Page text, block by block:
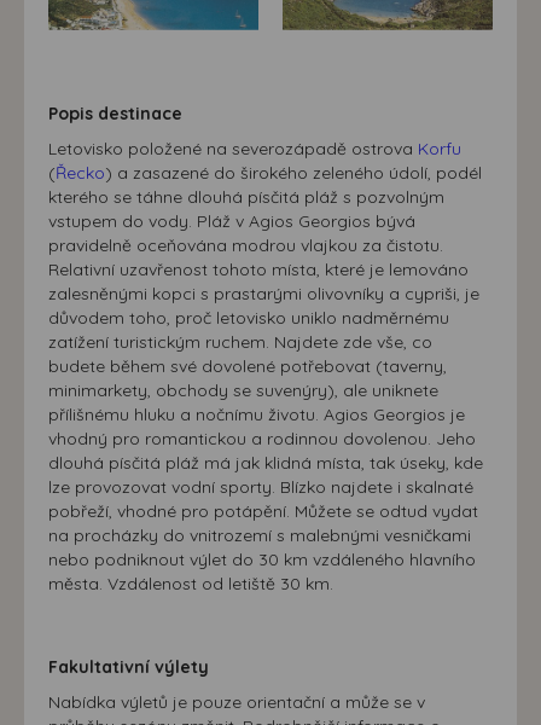
Popis destinace
Letovisko položené na severozápadě ostrova Korfu
(Řecko) a zasazené do širokého zeleného údolí, podél
kterého se táhne dlouhá písčitá pláž s pozvolným
vstupem do vody. Pláž v Agios Georgios bývá
pravidelně oceňována modrou vlajkou za čistotu.
Relativní uzavřenost tohoto místa, které je lemováno
zalesněnými kopci s prastarými olivovníky a cypriši, je
důvodem toho, proč letovisko uniklo nadměrnému
zatížení turistickým ruchem. Najdete zde vše, co
budete během své dovolené potřebovat (taverny,
minimarkety, obchody se suvenýry), ale uniknete
přílišnému hluku a nočnímu životu. Agios Georgios je
vhodný pro romantickou a rodinnou dovolenou. Jeho
dlouhá písčitá pláž má jak klidná místa, tak úseky, kde
lze provozovat vodní sporty. Blízko najdete i skalnaté
pobřeží, vhodné pro potápění. Můžete se odtud vydat
na procházky do vnitrozemí s malebnými vesničkami
nebo podniknout výlet do 30 km vzdáleného hlavního
města. Vzdálenost od letiště 30 km.
Fakultativní výlety
Nabídka výletů je pouze orientační a může se v